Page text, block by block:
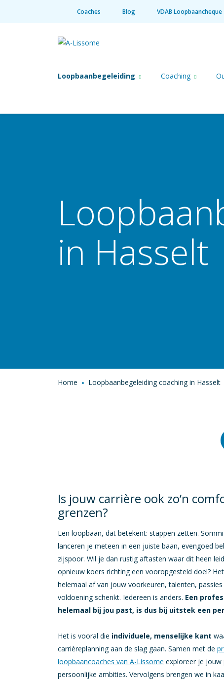
Coaches Blog VDAB Loopbaancheque
Loopbaanbegeleiding Coaching
in Hasselt
Home Loopbaanbegeleiding coaching in Hasselt
Is jouw carrière ook zo’n
grenzen?
Een loopbaan, dat betekent: stappen zetten.
lanceren je meteen in een juiste baan, evengoed
zijspoor. Wil je dan rustig aftasten waar dit heen
opnieuw koers richting een vooropgesteld doel?
helemaal af van jouw voorkeuren, talenten,
voldoening schenkt. Iedereen is anders. Een
helemaal bij jou past, is dus bij uitstek een
Het is vooral die individuele, menselijke kant
carrièreplanning aan de slag gaan. Samen met de
loopbaancoaches van A-Lissome exploreer je jouw
persoonlijke ambities. Vervolgens brengen we in